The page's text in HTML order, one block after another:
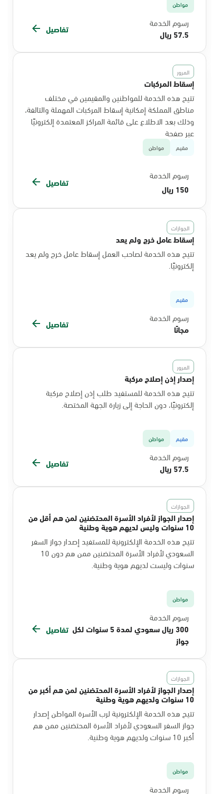
مواطن
رسوم الخدمة
57.5 ريال
تفاصيل
المرور
إسقاط المركبات
تتيح هذه الخدمة للمواطنين والمقيمين في مختلف
مناطق المملكة إمكانية إسقاط المركبات المهملة والتالفة،
وذلك بعد الاطلاع على قائمة المراكز المعتمدة إلكترونيًا
عبر صفحة
مقيم مواطن
رسوم الخدمة
150 ريال
تفاصيل
الجوازات
إسقاط عامل خرج ولم يعد
تتيح هذه الخدمة لصاحب العمل إسقاط عامل خرج ولم يعد
إلكترونيًا.
مقيم
رسوم الخدمة
مجانًا
تفاصيل
المرور
إصدار إذن إصلاح مركبة
تتيح هذه الخدمة للمستفيد طلب إذن إصلاح مركبة
إلكترونيًا، دون الحاجة إلى زيارة الجهة المختصة.
مقيم مواطن
رسوم الخدمة
57.5 ريال
تفاصيل
الجوازات
إصدار الجواز لأفراد الأسرة المحتضنين لمن هم أقل من
10 سنوات وليس لديهم هوية وطنية
تتيح هذه الخدمة الإلكترونية للمستفيد إصدار جواز السفر
السعودي لأفراد الأسرة المحتضنين ممن هم دون 10
سنوات وليست لديهم هوية وطنية.
مواطن
رسوم الخدمة
300 ريال سعودي لمدة 5 سنوات لكل
جواز
تفاصيل
الجوازات
إصدار الجواز لأفراد الأسرة المحتضنين لمن هم أكبر من
10 سنوات ولديهم هوية وطنية
تتيح هذه الخدمة الإلكترونية لرب الأسرة المواطن إصدار
جواز السفر السعودي لأفراد الأسرة المحتضنين ممن هم
أكبر 10 سنوات ولديهم هوية وطنية.
مواطن
رسوم الخدمة